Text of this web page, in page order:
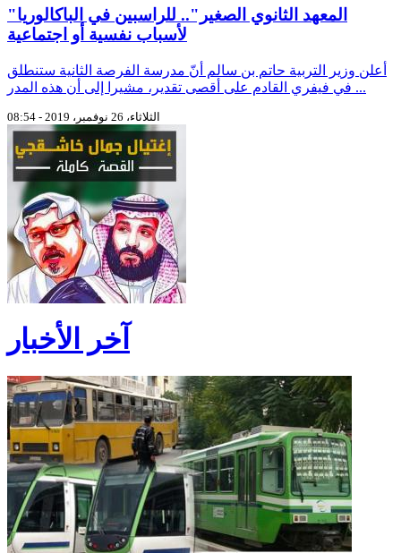
"المعهد الثانوي الصغير".. للراسبين في الباكالوريا
لأسباب نفسية أو اجتماعية
أعلن وزير التربية حاتم بن سالم أنّ مدرسة الفرصة الثانية ستنطلق
في فيفري القادم على أقصى تقدير، مشيرا إلى أن هذه المدر ...
الثلاثاء، 26 نوفمبر، 2019 - 08:54
آخر الأخبار